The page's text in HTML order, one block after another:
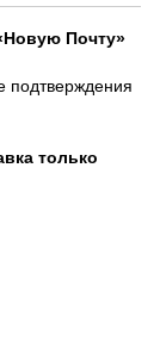
Почту»
подтверждения
только